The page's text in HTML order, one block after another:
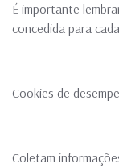
É importante
concedida para
Cookies de
Coletam